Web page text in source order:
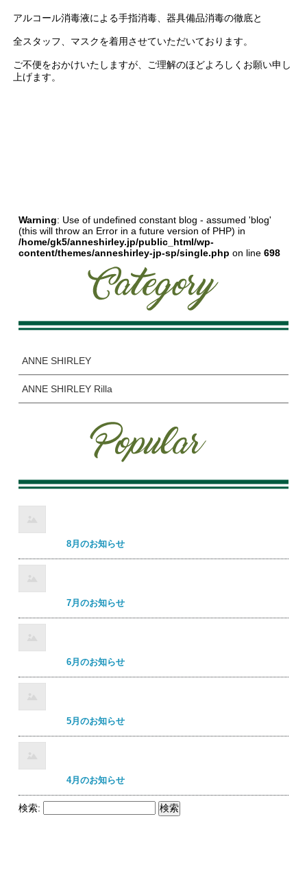
アルコール消毒液による手指消毒、器具備品消毒の徹底と
全スタッフ、マスクを着用させていただいております。
ご不便をおかけいたしますが、ご理解のほどよろしくお願い申し
上げます。
Warning: Use of undefined constant blog - assumed 'blog'
(this will throw an Error in a future version of PHP) in
/home/gk5/anneshirley.jp/public_html/wp-
content/themes/anneshirley-jp-sp/single.php on line698
ANNE SHIRLEY
ANNE SHIRLEY Rilla
8月のお知らせ
7月のお知らせ
6月のお知らせ
5月のお知らせ
4月のお知らせ
検索: